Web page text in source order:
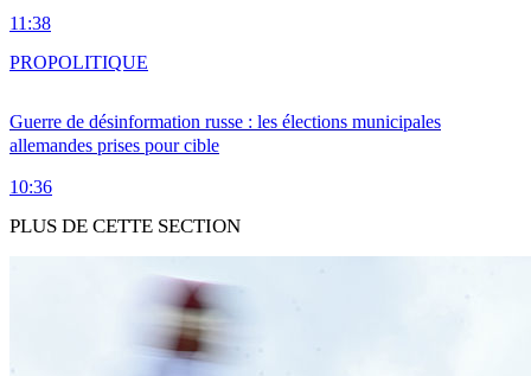
11:38
Guerre de désinformation russe : les élections municipales
allemandes prises pour cible
10:36
PROPOLITIQUE
PLUS DE CETTE SECTION